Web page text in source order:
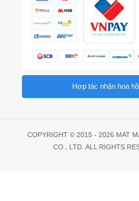
Hợp tác nhận hoa
COPYRIGHT © 2015 - 2026 MAT
CO., LTD. ALL RIGHTS